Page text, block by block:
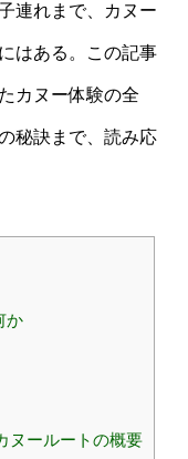
連れまで、カヌー
はある。この記事
カヌー体験の全
秘訣まで、読み応
か
ヌールートの概要